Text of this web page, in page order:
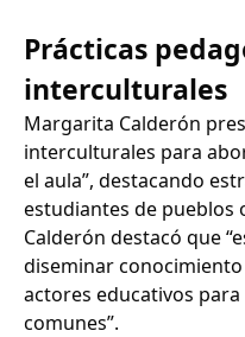
Prácticas
interculturales
Margarita Calderón
interculturales para
el aula”, destacando
estudiantes de pueblos
Calderón destacó que
diseminar
actores educativos
comunes”.